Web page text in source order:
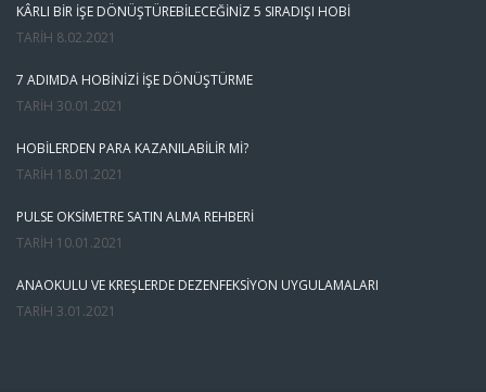
KÂRLI BIR İŞE DÖNÜŞTÜREBILECEĞINIZ 5 SIRADIŞI HOBI
TARIH 8.02.2021
7 ADIMDA HOBINIZI İŞE DÖNÜŞTÜRME
TARIH 30.01.2021
HOBILERDEN PARA KAZANILABILIR MI?
TARIH 18.01.2021
PULSE OKSIMETRE SATIN ALMA REHBERI
TARIH 10.01.2021
ANAOKULU VE KREŞLERDE DEZENFEKSIYON UYGULAMALARI
TARIH 3.01.2021